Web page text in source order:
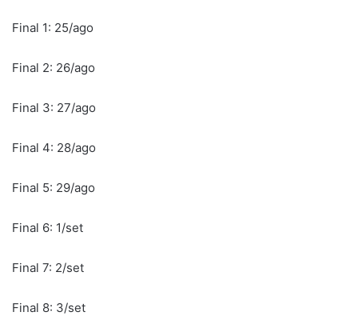
Final 1: 25/ago
Final 2: 26/ago
Final 3: 27/ago
Final 4: 28/ago
Final 5: 29/ago
Final 6: 1/set
Final 7: 2/set
Final 8: 3/set